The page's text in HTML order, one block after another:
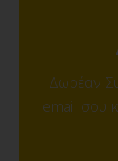
Δωρέαν
email σου